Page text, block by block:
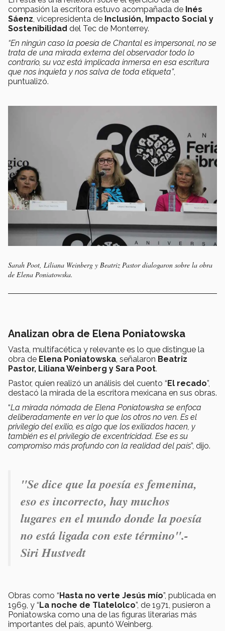
compasión la escritora estuvo acompañada de Inés
Sáenz, vicepresidenta de Inclusión, Impacto Social y
Sostenibilidad del Tec de Monterrey.
“En ningún caso la poesía de Chantal es impersonal, no se
trata de una mirada externa del observador todo lo
contrario, su voz está implicada inmersa en esa escritura
que nos inquieta y nos salva de toda etiqueta”,
puntualizó.
Sarah Poot, Liliana Weinberg y Beatriz Pastor dialogaron sobre la obra
de Elena Poniatowska.
Analizan obra de Elena Poniatowska
Vasta, multifacética y relevante es lo que distingue la
obra de Elena Poniatowska , señalaron Beatriz
Pastor, Liliana Weinberg y Sara Poot.
Pastor, quien realizó un análisis del cuento “El recado”,
destacó la mirada de la escritora mexicana en sus obras.
“La mirada nómada de Elena Poniatowska se enfoca
deliberadamente en ver lo que los otros no ven. Es el
privilegio del exilio, es algo que los exiliados hacen, y
también es el privilegio de excentricidad. Ese es su
compromiso más profundo con la realidad del país”, dijo.
"Se dice que la poesía es femenina,
eso es incorrecto, hay muchos
lugares en el mundo donde la poesía
no está ligada con este término".-
Siri Hustvedt
Obras como “Hasta no verte Jesús mío”, publicada en
1969, y “La noche de Tlatelolco”, de 1971, pusieron a
Poniatowska como una de las figuras literarias más
importantes del país, apuntó Weinberg.